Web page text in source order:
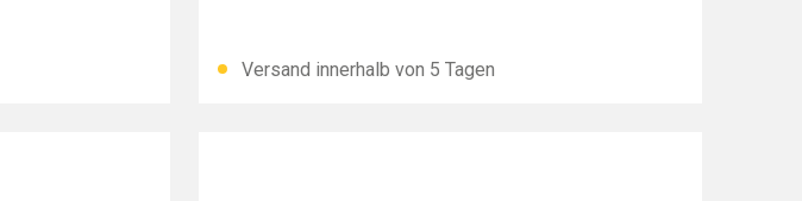
Versand innerhalb von 5 Tagen